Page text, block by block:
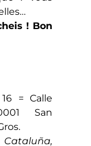
! Bon
= Calle
San